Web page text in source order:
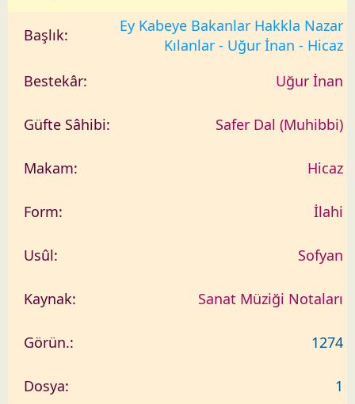
Ey Kabeye Bakanlar Hakkla Nazar
Kılanlar - Uğur İnan - Hicaz
Uğur İnan
Safer Dal (Muhibbi)
Hicaz
İlahi
Sofyan
Sanat Müziği Notaları
1274
1